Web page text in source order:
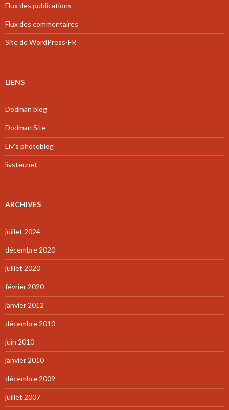
Flux des publications
Flux des commentaires
Site de WordPress-FR
LIENS
Dodman blog
Dodman Site
Liv's photoblog
livster.net
ARCHIVES
juillet 2024
décembre 2020
juillet 2020
février 2020
janvier 2012
décembre 2010
juin 2010
janvier 2010
décembre 2009
juillet 2007